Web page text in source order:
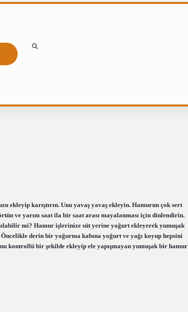
ekleyip karıştırın. Unu yavaş yavaş ekleyin. Hamurun çok sert
ve yarım saat ila bir saat arası mayalanması için dinlendirin.
mi? Hamur işlerinize süt yerine yoğurt ekleyerek yumuşak
derin bir yoğurma kabına yoğurt ve yağı koyup hepsini
kontrollü bir şekilde ekleyip ele yapışmayan yumuşak bir hamur